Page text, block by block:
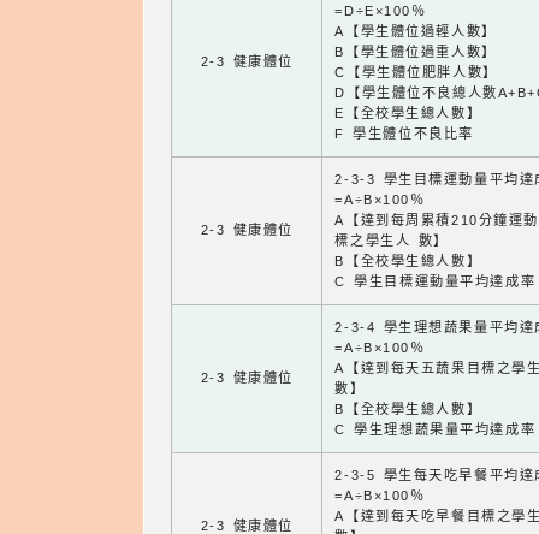
2-3 健康體位
=D÷E×100％
A【學生體位過輕人數】
B【學生體位過重人數】
C【學生體位肥胖人數】
D【學生體位不良總人數
E【全校學生總人數】
F 學生體位不良比率
2-3 健康體位
2-3-3 學生目標運動量平均達
=A÷B×100％
A【達到每周累積210分鐘運
標之學生人 數】
B【全校學生總人數】
C 學生目標運動量平均達成率
2-3 健康體位
2-3-4 學生理想蔬果量平均達
=A÷B×100％
A【達到每天五蔬果目標之學
數】
B【全校學生總人數】
C 學生理想蔬果量平均達成率
2-3 健康體位
2-3-5 學生每天吃早餐平均達
=A÷B×100％
A【達到每天吃早餐目標之學